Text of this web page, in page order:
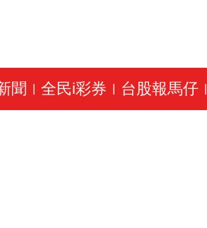
聞 全民i彩券 台股報馬仔|